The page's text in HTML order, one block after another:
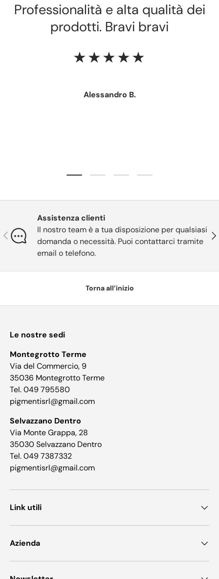
Professionalità e alta qualità dei
prodotti. Bravi bravi
★★★★★
Alessandro B.
Carica slide 1 di 4
Carica slide 2 di 4
Carica slide 3 di 4
Carica slide 4 di 4
Indietro
Assistenza clienti
Il nostro team è a tua disposizione per qualsiasi
domanda o necessità. Puoi contattarci tramite
email o telefono.
Torna all’inizio
Le nostre sedi
Montegrotto Terme
Via del Commercio, 9
35036 Montegrotto Terme
Tel. 049 795580
pigmentisrl@gmail.com
Selvazzano Dentro
Via Monte Grappa, 28
35030 Selvazzano Dentro
Tel. 049 7387332
pigmentisrl@gmail.com
Link utili
Azienda